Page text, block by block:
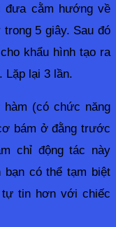
đưa cằm hướng về
5 giây. Sau đó
khẩu hình tạo ra
Lặp lại 3 lần.
(có chức năng
bám ở đằng trước
chỉ động tác này
bạn có thể tạm biệt
tự tin hơn với chiếc